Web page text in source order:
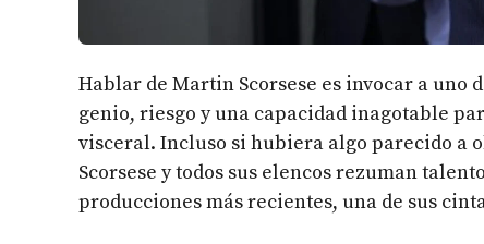
Hablar de Martin Scorsese es invocar a
genio, riesgo y una capacidad inagotable
visceral. Incluso si hubiera algo parecido a
Scorsese y todos sus elencos rezuman
producciones más recientes, una de sus